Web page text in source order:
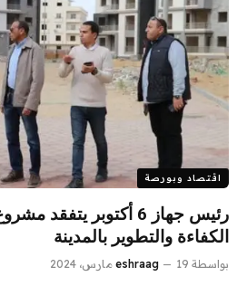
اقتصاد وبورصة
رئيس جهاز 6 أكتوبر
الكفاءة والتطوير بالمدينة
بواسطة eshraag 19 مارس، 2024